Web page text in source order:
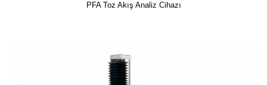
PFA Toz Akış Analiz Cihazı